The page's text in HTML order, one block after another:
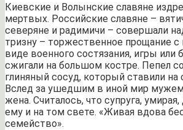
Киевские и Волынские славяне
мертвых. Российские славяне –
северяне и радимичи – совершали
тризну – торжественное прощание с
виде военного состязания, игры или
сжигали на большом костре. Пепел
глиняный сосуд, который ставили на
Вслед за ушедшим в иной мир мужем
жена. Считалось, что супруга,
ему и на том свете. «Живая вдова
семейство».